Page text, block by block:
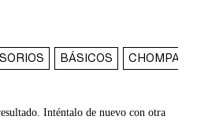
BÁSICOS CHOMPAS
Inténtalo de nuevo con otra